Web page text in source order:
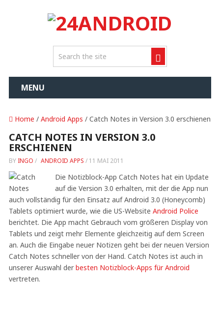
MENU
Home / Android Apps / Catch Notes in Version 3.0 erschienen
CATCH NOTES IN VERSION 3.0
ERSCHIENEN
BY INGO / ANDROID APPS / 11 MAI 2011
Die Notizblock-App Catch Notes hat ein Update
auf die Version 3.0 erhalten, mit der die App nun
auch vollständig für den Einsatz auf Android 3.0 (Honeycomb)
Tablets optimiert wurde, wie die US-Website Android Police
berichtet. Die App macht Gebrauch vom größeren Display von
Tablets und zeigt mehr Elemente gleichzeitig auf dem Screen
an. Auch die Eingabe neuer Notizen geht bei der neuen Version
Catch Notes schneller von der Hand. Catch Notes ist auch in
unserer Auswahl der besten Notizblock-Apps für Android
vertreten.